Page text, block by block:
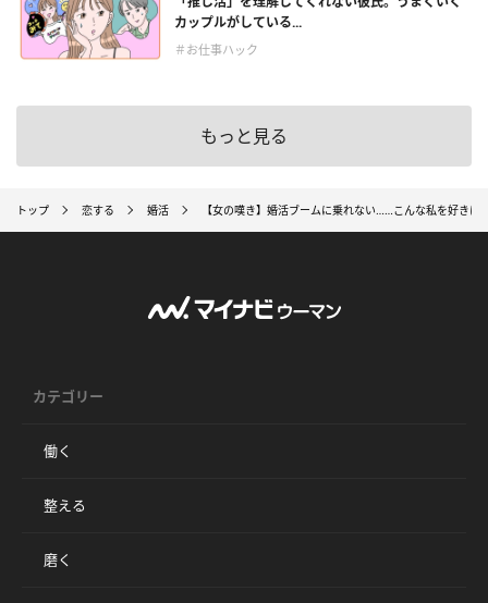
カップルがしている...
＃お仕事ハック
もっと見る
トップ 恋する 婚活 【女の嘆き】婚活ブームに乗れない……こんな私を好きに
カテゴリー
働く
整える
磨く